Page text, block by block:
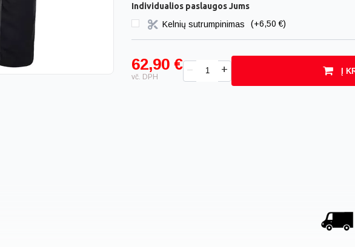
Individualios paslaugos Jums
Kelnių sutrumpinimas
(+6,50 €)
62,90 €
vč. DPH
– + Į